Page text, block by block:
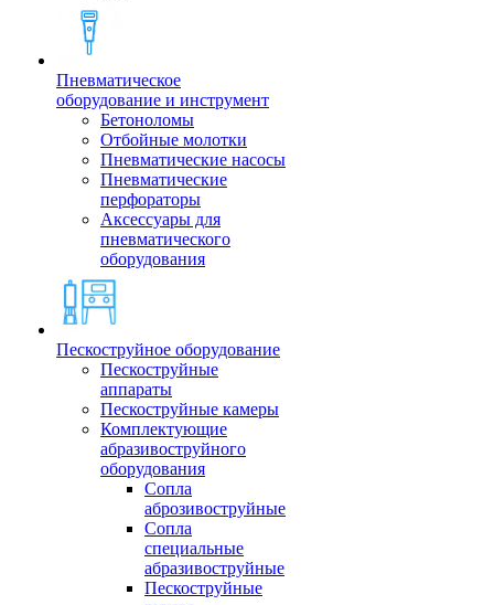
Пневматическое
оборудование и инструмент
Бетоноломы
Отбойные молотки
Пневматические насосы
Пневматические
перфораторы
Аксессуары для
пневматического
оборудования
Пескоструйное оборудование
Пескоструйные
аппараты
Пескоструйные камеры
Комплектующие
абразивоструйного
оборудования
Сопла
аброзивоструйные
Сопла
специальные
абразивоструйные
Пескоструйные